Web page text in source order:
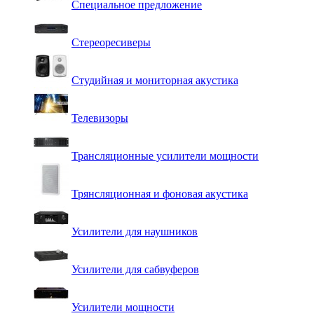
Специальное предложение
Стереоресиверы
Студийная и мониторная акустика
Телевизоры
Трансляционные усилители мощности
Трянсляционная и фоновая акустика
Усилители для наушников
Усилители для сабвуферов
Усилители мощности